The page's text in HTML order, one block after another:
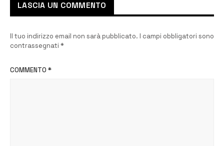
LASCIA UN COMMENTO
Il tuo indirizzo email non sarà pubblicato. I campi obbligatori sono
contrassegnati *
COMMENTO *